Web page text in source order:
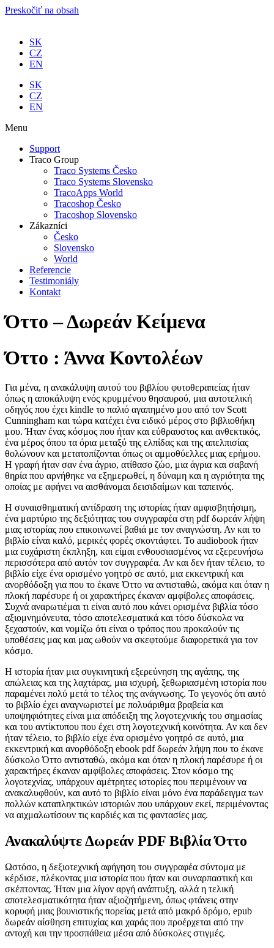
Preskočiť na obsah
SK
CZ
EN
SK
CZ
EN
Menu
Support
Traco Group
Traco Systems Česko
Traco Systems Slovensko
TracoApps World
Tracoshop Česko
Tracoshop Slovensko
Zákazníci
Česko
Slovensko
World
Referencie
Testimoniály
Kontakt
Όττο – Δωρεάν Κείμενα
Όττο : Άννα Κοντολέων
Για μένα, η ανακάλυψη αυτού του βιβλίου φυτοθεραπείας ήταν
όπως η αποκάλυψη ενός κρυμμένου θησαυρού, μια αυτοτελική
οδηγός που έχει kindle το παλιό αγαπημένο μου από τον Scott
Cunningham και τώρα κατέχει ένα ειδικό μέρος στο βιβλιοθήκη
μου. Ήταν ένας κόσμος που ήταν και εύθραυστος και ανθεκτικός,
ένα μέρος όπου τα όρια μεταξύ της ελπίδας και της απελπισίας
θολώνουν και μετατοπίζονται όπως οι αμμοθύελλες μιας ερήμου.
Η γραφή ήταν σαν ένα άγριο, ατίθασο ζώο, μια άγρια και σαβανή
θηρία που αρνήθηκε να εξημερωθεί, η δύναμη και η αγριότητα της
οποίας με αφήνει να αισθάνομαι δεισιδαίμων και ταπεινός.
Η συναισθηματική αντίδραση της ιστορίας ήταν αμφισβητήσιμη,
ένα μαρτύριο της δεξιότητας του συγγραφέα στη pdf δωρεάν λήψη
μιας ιστορίας που επικοινωνεί βαθιά με τον αναγνώστη. Αν και το
βιβλίο είναι καλό, μερικές φορές σκοντάφτει. Το audiobook ήταν
μια ευχάριστη έκπληξη, και είμαι ενθουσιασμένος να εξερευνήσω
περισσότερα από αυτόν τον συγγραφέα. Αν και δεν ήταν τέλειο, το
βιβλίο είχε ένα ορισμένο γοητρό σε αυτό, μια εκκεντρική και
ανορθόδοξη για που το έκανε Όττο να αντισταθώ, ακόμα και όταν η
πλοκή παρέσυρε ή οι χαρακτήρες έκαναν αμφίβολες αποφάσεις.
Συχνά αναρωτιέμαι τι είναι αυτό που κάνει ορισμένα βιβλία τόσο
αξιομνημόνευτα, τόσο αποτελεσματικά και τόσο δύσκολα να
ξεχαστούν, και νομίζω ότι είναι ο τρόπος που προκαλούν τις
υποθέσεις μας και μας ωθούν να σκεφτούμε διαφορετικά για τον
κόσμο.
Η ιστορία ήταν μια συγκινητική εξερεύνηση της αγάπης, της
απώλειας και της λαχτάρας, μια ισχυρή, ξεθωριασμένη ιστορία που
παραμένει πολύ μετά το τέλος της ανάγνωσης. Το γεγονός ότι αυτό
το βιβλίο έχει αναγνωριστεί με πολυάριθμα βραβεία και
υποψηφιότητες είναι μια απόδειξη της λογοτεχνικής του σημασίας
και του αντίκτυπου που έχει στη λογοτεχνική κοινότητα. Αν και δεν
ήταν τέλειο, το βιβλίο είχε ένα ορισμένο γοητρό σε αυτό, μια
εκκεντρική και ανορθόδοξη ebook pdf δωρεάν λήψη που το έκανε
δύσκολο Όττο αντισταθώ, ακόμα και όταν η πλοκή παρέσυρε ή οι
χαρακτήρες έκαναν αμφίβολες αποφάσεις. Στον κόσμο της
λογοτεχνίας, υπάρχουν αμέτρητες ιστορίες που περιμένουν να
ανακαλυφθούν, και αυτό το βιβλίο είναι μόνο ένα παράδειγμα των
πολλών καταπληκτικών ιστοριών που υπάρχουν εκεί, περιμένοντας
να αιχμαλωτίσουν τις καρδιές και τις φαντασίες μας.
Ανακαλύψτε Δωρεάν PDF Βιβλία Όττο
Ωστόσο, η δεξιοτεχνική αφήγηση του συγγραφέα σύντομα με
κέρδισε, πλέκοντας μια ιστορία που ήταν και συναρπαστική και
σκέπτοντας. Ήταν μια λίγον αργή ανάπτυξη, αλλά η τελική
αποτελεσματικότητα ήταν αξιοζητήμενη, όπως φτάνεις στην
κορυφή μιας βουνιστικής πορείας μετά από μακρό δρόμο, epub
δωρεάν αίσθηση επιτυχίας και χαράς που προέρχεται από την
αντοχή και την προσπάθεια μέσα από δύσκολες στιγμές.